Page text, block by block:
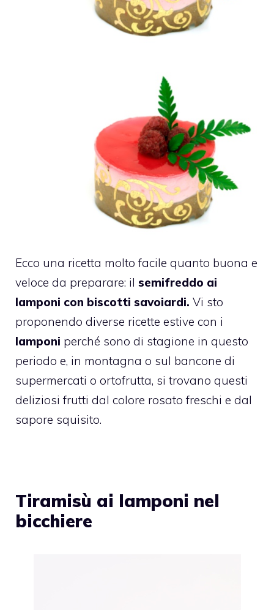
Ecco una ricetta molto facile quanto buona e
veloce da preparare: il semifreddo ai
lamponi con biscotti savoiardi. Vi sto
proponendo diverse ricette estive con i
lamponi perché sono di stagione in questo
periodo e, in montagna o sul bancone di
supermercati o ortofrutta, si trovano questi
deliziosi frutti dal colore rosato freschi e dal
sapore squisito.
Tiramisù ai lamponi nel
bicchiere